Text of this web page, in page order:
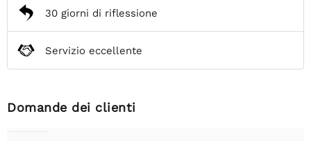
30 giorni di riflessione
Servizio eccellente
Domande dei clienti